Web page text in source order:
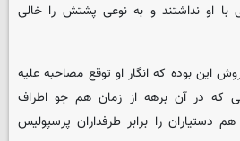
با او نداشتند و به نوعی پشتش را خالی
این بوده که انگار او توقع مصاحبه علیه
که در آن برهه از زمان هم جو اطراف
دستیاران را برابر طرفداران پرسپولیس